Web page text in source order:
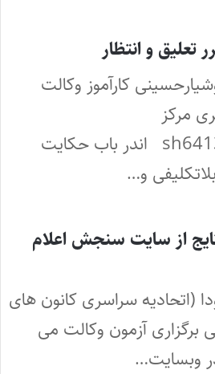
تعلیق و انتظار
کارآموز وکالت
مرکز
sh641357@yahoo.com اندر باب حکایت
و…
از سایت سنجش اعلام
(اتحادیه سراسری کانون های
برگزاری آزمون وکالت می
وبسایت…